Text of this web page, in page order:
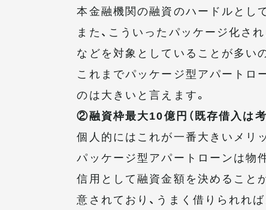
本金融機関の融資のハードルとし
また、こういったパッケージ化さ
などを対象としていることが多い
これまでパッケージ型アパートロ
のは大きいと言えます。
②融資枠最大10億円（既存借入は考
個人的にはこれが一番大きいメリ
パッケージ型アパートローンは物
信用として融資金額を決めること
意されており、うまく借りられれ